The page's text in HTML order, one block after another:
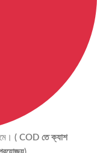
( COD তে ক্যাশ